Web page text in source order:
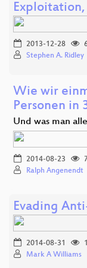
2013-12-28
Stephen A. Ridley
Wie wir
Personen in
Und was man
2014-08-23
Ralph Angenendt
Evading
2014-08-31
Mark A Williams